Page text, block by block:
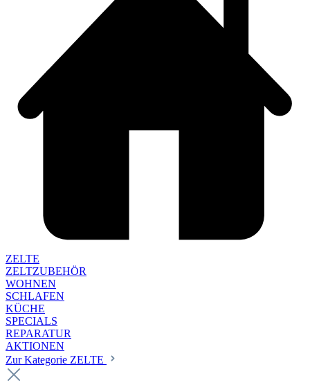
ZELTE
ZELTZUBEHÖR
WOHNEN
SCHLAFEN
KÜCHE
SPECIALS
REPARATUR
AKTIONEN
Zur Kategorie ZELTE